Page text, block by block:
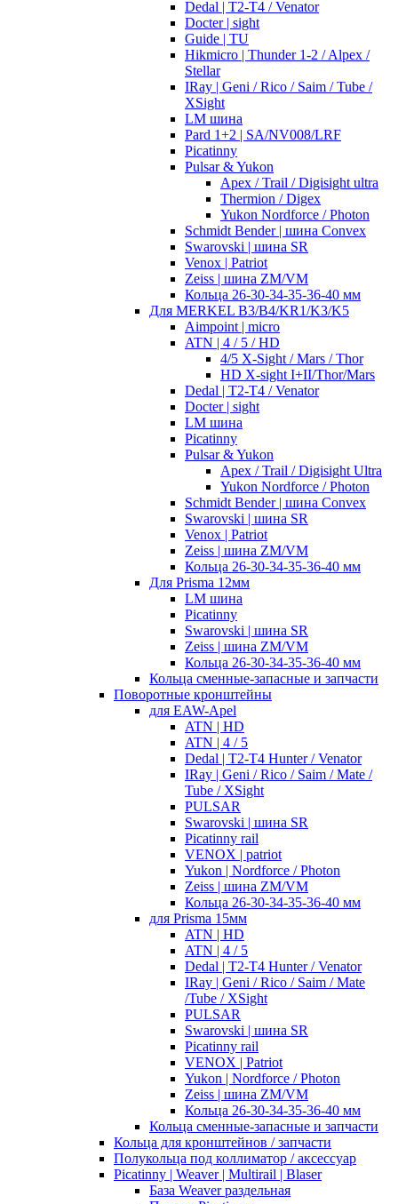
Dedal | T2-T4 / Venator
Docter | sight
Guide | TU
Hikmicro | Thunder 1-2 / Alpex /
Stellar
IRay | Geni / Rico / Saim / Tube /
XSight
LM шина
Pard 1+2 | SA/NV008/LRF
Picatinny
Pulsar & Yukon
Apex / Trail / Digisight ultra
Thermion / Digex
Yukon Nordforce / Photon
Schmidt Bender | шина Convex
Swarovski | шина SR
Venox | Patriot
Zeiss | шина ZM/VM
Кольца 26-30-34-35-36-40 мм
Для MERKEL B3/B4/KR1/K3/K5
Aimpoint | micro
ATN | 4 / 5 / HD
4/5 X-Sight / Mars / Thor
HD X-sight I+II/Thor/Mars
Dedal | T2-T4 / Venator
Docter | sight
LM шина
Picatinny
Pulsar & Yukon
Apex / Trail / Digisight Ultra
Yukon Nordforce / Photon
Schmidt Bender | шина Convex
Swarovski | шина SR
Venox | Patriot
Zeiss | шина ZM/VM
Кольца 26-30-34-35-36-40 мм
Для Prisma 12мм
LM шина
Picatinny
Swarovski | шина SR
Zeiss | шина ZM/VM
Кольца 26-30-34-35-36-40 мм
Кольца сменные-запасные и запчасти
Поворотные кронштейны
для EAW-Apel
ATN | HD
ATN | 4 / 5
Dedal | T2-T4 Hunter / Venator
IRay | Geni / Rico / Saim / Mate /
Tube / XSight
PULSAR
Swarovski | шина SR
Picatinny rail
VENOX | patriot
Yukon | Nordforce / Photon
Zeiss | шина ZM/VM
Кольца 26-30-34-35-36-40 мм
для Prisma 15мм
ATN | HD
ATN | 4 / 5
Dedal | T2-T4 Hunter / Venator
IRay | Geni / Rico / Saim / Mate
/Tube / XSight
PULSAR
Swarovski | шина SR
Picatinny rail
VENOX | Patriot
Yukon | Nordforce / Photon
Zeiss | шина ZM/VM
Кольца 26-30-34-35-36-40 мм
Кольца сменные-запасные и запчасти
Кольца для кронштейнов / запчасти
Полукольца под коллиматор / аксессуар
Picatinny | Weaver | Multirail | Blaser
База Weaver раздельная